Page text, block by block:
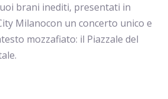
brani inediti, presentati in
Milanocon un concerto unico e
mozzafiato: il Piazzale del